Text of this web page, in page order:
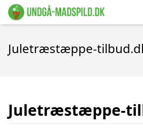
Juletræstæppe-
Juletræstæppe-